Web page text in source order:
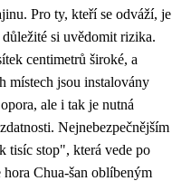
Pro ty, kteří se odváží, je
si uvědomit rizika.
centimetrů široké, a
místech jsou instalovány
ale i tak je nutná
Nejnebezpečnějším
tisíc stop", která vede po
Chua-šan oblíbeným